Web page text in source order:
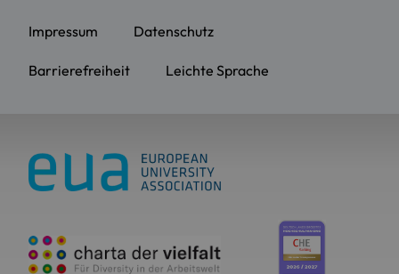
Impressum Datenschutz
Barrierefreiheit Leichte Sprache